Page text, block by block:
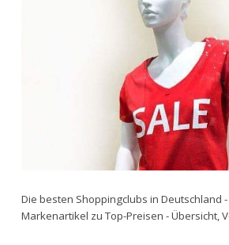
Die besten Shoppingclubs in Deutschland
Markenartikel zu Top-Preisen - Übersicht,